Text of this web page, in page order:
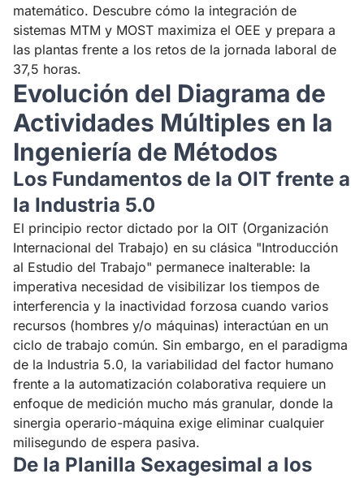
matemático. Descubre cómo la integración de
sistemas MTM y MOST maximiza el OEE y prepara a
las plantas frente a los retos de la jornada laboral de
37,5 horas.
Evolución del Diagrama de
Actividades Múltiples en la
Ingeniería de Métodos
Los Fundamentos de la OIT frente a
la Industria 5.0
El principio rector dictado por la OIT (Organización
Internacional del Trabajo) en su clásica "Introducción
al Estudio del Trabajo" permanece inalterable: la
imperativa necesidad de visibilizar los tiempos de
interferencia y la inactividad forzosa cuando varios
recursos (hombres y/o máquinas) interactúan en un
ciclo de trabajo común. Sin embargo, en el paradigma
de la Industria 5.0, la variabilidad del factor humano
frente a la automatización colaborativa requiere un
enfoque de medición mucho más granular, donde la
sinergia operario-máquina exige eliminar cualquier
milisegundo de espera pasiva.
De la Planilla Sexagesimal a los